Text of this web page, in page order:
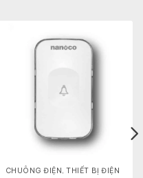
CHUÔNG ĐIỆN,THIẾT BỊ ĐIỆN